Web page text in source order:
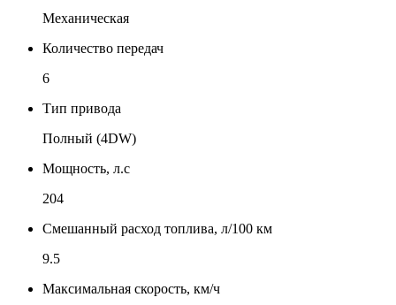
Механическая
Количество передач
6
Тип привода
Полный (4DW)
Мощность, л.с
204
Смешанный расход топлива, л/100 км
9.5
Максимальная скорость, км/ч